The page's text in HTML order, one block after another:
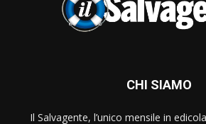
CHI SIAMO
Il Salvagente, l’unico mensile in